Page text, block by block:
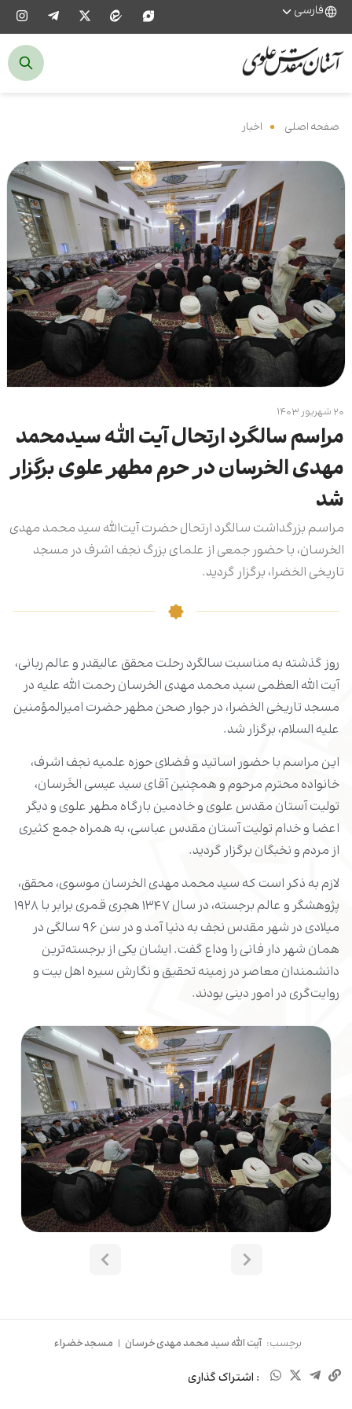
فارسی
صفحه اصلی اخبار
۲۰ شهریور ۱۴۰۳
مراسم سالگرد ارتحال آیت الله سیدمحمد
مهدی الخرسان در حرم مطهر علوی برگزار
شد
مراسم بزرگداشت سالگرد ارتحال حضرت آیت‌الله سید محمد مهدی
الخرسان، با حضور جمعی از علمای بزرگ نجف اشرف در مسجد
تاریخی الخضرا، برگزار گردید.
روز گذشته به مناسبت سالگرد رحلت محقق عالیقدر و عالم ربانی،
آیت الله العظمی سید محمد مهدی الخرسان رحمت الله علیه در
مسجد تاریخی الخضرا، در جوار صحن مطهر حضرت امیرالمؤمنین
علیه السلام، برگزار شد.
این مراسم با حضور اساتید و فضلای حوزه علمیه نجف اشرف،
خانواده محترم مرحوم و همچنین آقای سید عیسی الخَرسان،
تولیت آستان مقدس علوی و خادمین بارگاه مطهر علوی و دیگر
اعضا و خدام تولیت آستان مقدس عباسی، به همراه جمع کثیری
از مردم و نخبگان برگزار گردید.
لازم به ذکر است که سید محمد مهدی الخرسان موسوی، محقق،
پژوهشگر و عالم برجسته، در سال ۱۳۴۷ هجری قمری برابر با ۱۹۲۸
میلادی در شهر مقدس نجف به دنیا آمد و در سن ۹۶ سالگی در
همان شهر دار فانی را وداع گفت. ایشان یکی از برجسته‌ترین
دانشمندان معاصر در زمینه تحقیق و نگارش سیره اهل بیت و
روایت‌گری در امور دینی بودند.
برچسب: آیت الله سید محمد مهدی خرسان | مسجد خضراء
: اشتراک گذاری